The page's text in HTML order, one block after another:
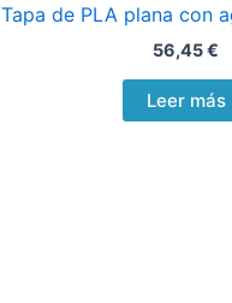
Tapa de PLA plana con
56,45€
Leer más